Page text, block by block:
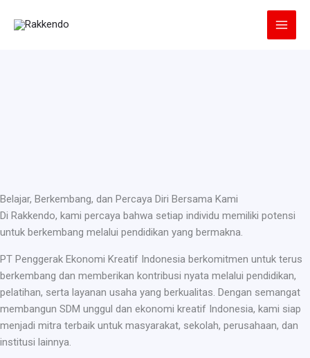
Belajar, Berkembang, dan Percaya Diri Bersama Kami
Di Rakkendo, kami percaya bahwa setiap individu memiliki potensi
untuk berkembang melalui pendidikan yang bermakna.
PT Penggerak Ekonomi Kreatif Indonesia berkomitmen untuk terus
berkembang dan memberikan kontribusi nyata melalui pendidikan,
pelatihan, serta layanan usaha yang berkualitas. Dengan semangat
membangun SDM unggul dan ekonomi kreatif Indonesia, kami siap
menjadi mitra terbaik untuk masyarakat, sekolah, perusahaan, dan
institusi lainnya.